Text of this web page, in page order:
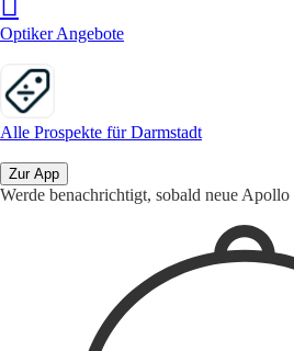
Optiker Angebote
Alle Prospekte für Darmstadt
Zur App
Werde benachrichtigt, sobald neue